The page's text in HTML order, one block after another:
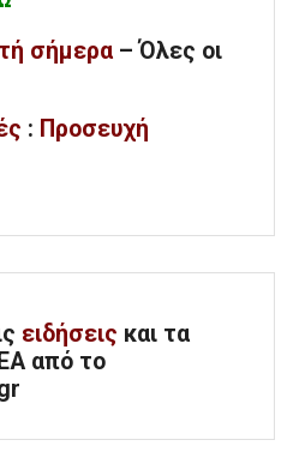
σήμερα – Όλες οι
: Προσευχή
ειδήσεις και τα
από το